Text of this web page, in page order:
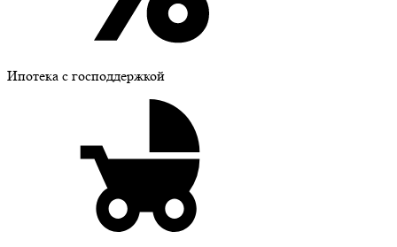
Ипотека с господдержкой